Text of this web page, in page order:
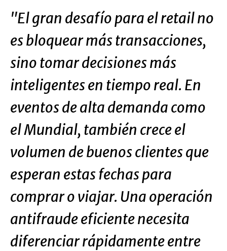
"El gran desafío para el retail no
es bloquear más transacciones,
sino tomar decisiones más
inteligentes en tiempo real. En
eventos de alta demanda como
el Mundial, también crece el
volumen de buenos clientes que
esperan estas fechas para
comprar o viajar. Una operación
antifraude eficiente necesita
diferenciar rápidamente entre